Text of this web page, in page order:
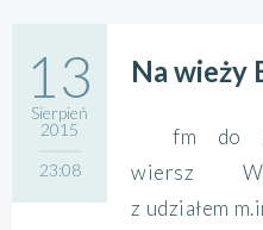
13
Sierpień
2015
23:08
Na wieży
fm do
wiersz
z udziałem